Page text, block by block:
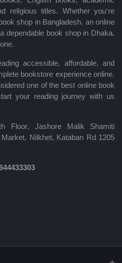
religious titles. Whether you’re
shop in Bangladesh, an online
dependable book shop in Dhaka,
accessible, affordable, and
bookstore experience online.
one of the best online book
your reading journey with us
Floor, Jashore Malik Shamiti
Nilkhet, Kataban Rd 1205